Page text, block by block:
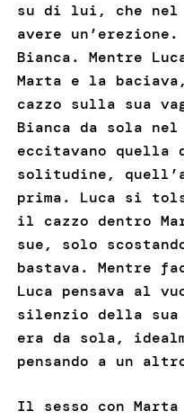
su di lui, che nel
avere
Bianca. Mentre
Marta e la
cazzo sulla sua
Bianca da sola
eccitavano quella
solitudine,
prima. Luca si
il cazzo dentro
sue, solo
bastava. Mentre
Luca pensava al
silenzio della sua
era da sola,
pensando a un
Il sesso con